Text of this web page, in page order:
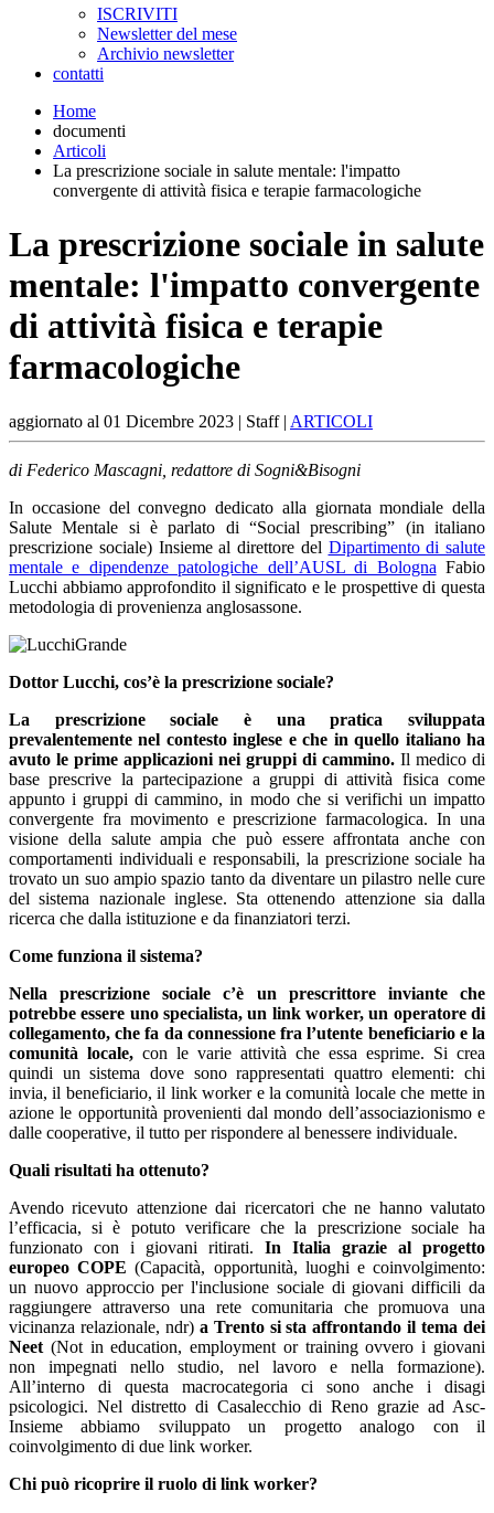
ISCRIVITI
Newsletter del mese
Archivio newsletter
contatti
Home
documenti
Articoli
La prescrizione sociale in salute mentale: l'impatto
convergente di attività fisica e terapie farmacologiche
La prescrizione sociale in salute
mentale: l'impatto convergente
di attività fisica e terapie
farmacologiche
aggiornato al 01 Dicembre 2023 | Staff | ARTICOLI
di Federico Mascagni, redattore di Sogni&Bisogni
In occasione del convegno dedicato alla giornata mondiale della
Salute Mentale si è parlato di “Social prescribing” (in italiano
prescrizione sociale) Insieme al direttore del Dipartimento di salute
mentale e dipendenze patologiche dell’AUSL di Bologna Fabio
Lucchi abbiamo approfondito il significato e le prospettive di questa
metodologia di provenienza anglosassone.
Dottor Lucchi, cos’è la prescrizione sociale?
La prescrizione sociale è una pratica sviluppata
prevalentemente nel contesto inglese e che in quello italiano ha
avuto le prime applicazioni nei gruppi di cammino. Il medico di
base prescrive la partecipazione a gruppi di attività fisica come
appunto i gruppi di cammino, in modo che si verifichi un impatto
convergente fra movimento e prescrizione farmacologica. In una
visione della salute ampia che può essere affrontata anche con
comportamenti individuali e responsabili, la prescrizione sociale ha
trovato un suo ampio spazio tanto da diventare un pilastro nelle cure
del sistema nazionale inglese. Sta ottenendo attenzione sia dalla
ricerca che dalla istituzione e da finanziatori terzi.
Come funziona il sistema?
Nella prescrizione sociale c’è un prescrittore inviante che
potrebbe essere uno specialista, un link worker, un operatore di
collegamento, che fa da connessione fra l’utente beneficiario e la
comunità locale, con le varie attività che essa esprime. Si crea
quindi un sistema dove sono rappresentati quattro elementi: chi
invia, il beneficiario, il link worker e la comunità locale che mette in
azione le opportunità provenienti dal mondo dell’associazionismo e
dalle cooperative, il tutto per rispondere al benessere individuale.
Quali risultati ha ottenuto?
Avendo ricevuto attenzione dai ricercatori che ne hanno valutato
l’efficacia, si è potuto verificare che la prescrizione sociale ha
funzionato con i giovani ritirati. In Italia grazie al progetto
europeo COPE (Capacità, opportunità, luoghi e coinvolgimento:
un nuovo approccio per l'inclusione sociale di giovani difficili da
raggiungere attraverso una rete comunitaria che promuova una
vicinanza relazionale, ndr) a Trento si sta affrontando il tema dei
Neet (Not in education, employment or training ovvero i giovani
non impegnati nello studio, nel lavoro e nella formazione).
All’interno di questa macrocategoria ci sono anche i disagi
psicologici. Nel distretto di Casalecchio di Reno grazie ad Asc-
Insieme abbiamo sviluppato un progetto analogo con il
coinvolgimento di due link worker.
Chi può ricoprire il ruolo di link worker?